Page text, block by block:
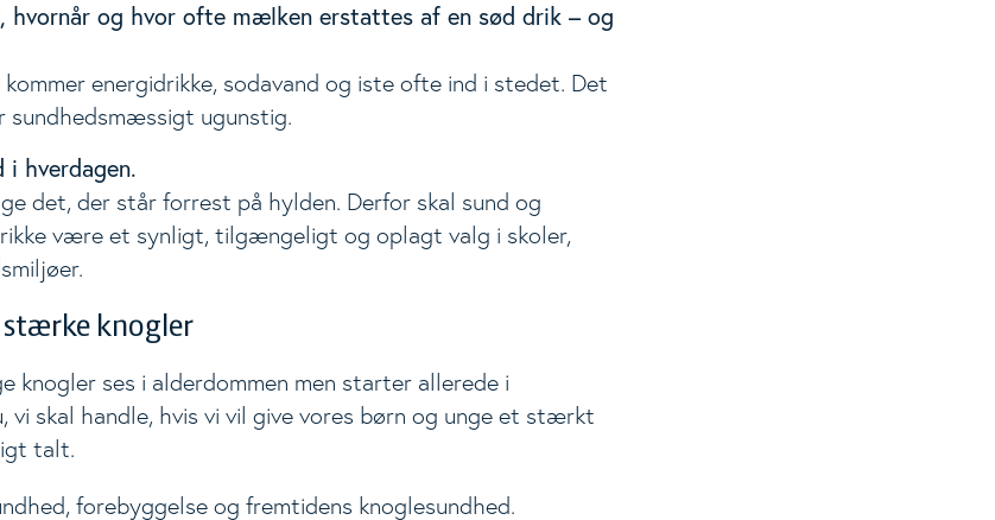
og hvor ofte mælken erstattes af en sød drik – og
energidrikke, sodavand og iste ofte ind i stedet. Det
sundhedsmæssigt ugunstig.
hverdagen.
det, der står forrest på hylden. Derfor skal sund og
være et synligt, tilgængeligt og oplagt valg i skoler,
stærke knogler
knogler ses i alderdommen men starter allerede i
vi skal handle, hvis vi vil give vores børn og unge et stærkt
talt.
forebyggelse og fremtidens knoglesundhed.